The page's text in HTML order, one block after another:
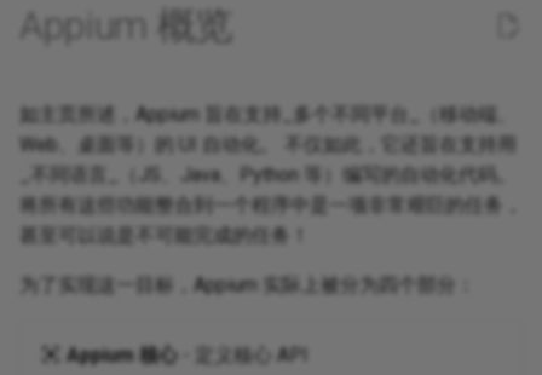
开
索
Appium 概览
如主页所述，Appium 旨在支持_多个不同平台_（移动端、
Web、桌面等）的 UI 自动化。 不仅如此，它还旨在支持用
_不同语言_（JS、Java、Python 等）编写的自动化代码。
将所有这些功能整合到一个程序中是一项非常艰巨的任务，
甚至可以说是不可能完成的任务！
为了实现这一目标，Appium 实际上被分为四个部分：
Appium 核心 - 定义核心 API